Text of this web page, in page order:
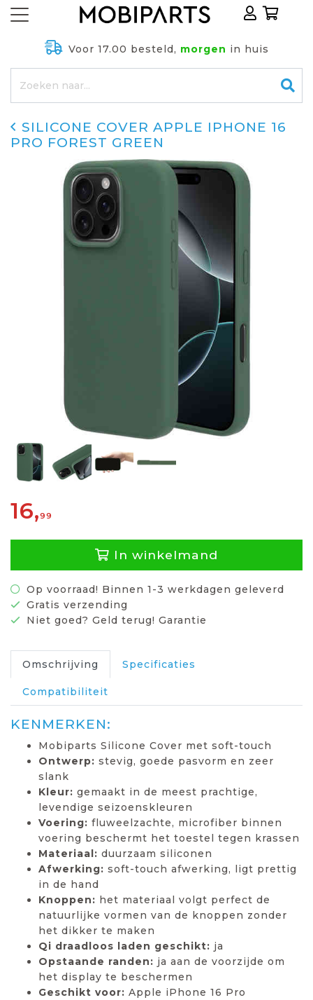
Voor 17.00 besteld, morgen in huis
SILICONE COVER APPLE IPHONE 16
PRO FOREST GREEN
16,99
In winkelmand
Op voorraad! Binnen 1-3 werkdagen geleverd
Gratis verzending
Niet goed? Geld terug! Garantie
Omschrijving Specificaties
Compatibiliteit
KENMERKEN:
Mobiparts Silicone Cover met soft-touch
Ontwerp: stevig, goede pasvorm en zeer
slank
Kleur: gemaakt in de meest prachtige,
levendige seizoenskleuren
Voering: fluweelzachte, microfiber binnen
voering beschermt het toestel tegen krassen
Materiaal: duurzaam siliconen
Afwerking: soft-touch afwerking, ligt prettig
in de hand
Knoppen: het materiaal volgt perfect de
natuurlijke vormen van de knoppen zonder
het dikker te maken
Qi draadloos laden geschikt: ja
Opstaande randen: ja aan de voorzijde om
het display te beschermen
Geschikt voor: Apple iPhone 16 Pro